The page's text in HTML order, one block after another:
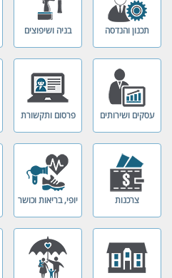
תכנון והנדסה בניה ושיפוצים
עסקים ושירותים פרסום ותקשורת
צרכנות יופי, בריאות וכושר